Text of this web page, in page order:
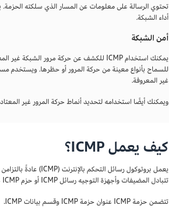
أداء الشبكة.
أمن الشبكة
غير المعروفة.
ويمكنك أيضًا استخدامه لتحديد أنماط حركة المرور غير
كيف يعمل ICMP؟
تتبادل المضيفات وأجهزة التوجيه رسائل ICMP أو حزم ICMP عند حدوث أحداث معينة في الشبكة.
تتضمن حزمة ICMP عنوان حزمة ICMP وقسم بيانات ICMP.